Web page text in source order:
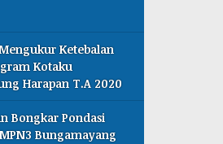
Ketebalan
Kotaku
Harapan T.A 2020
Bongkar Pondasi
Bungamayang